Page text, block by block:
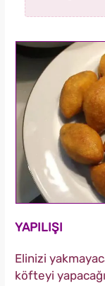
YAPILIŞI
Elinizi
köfteyi